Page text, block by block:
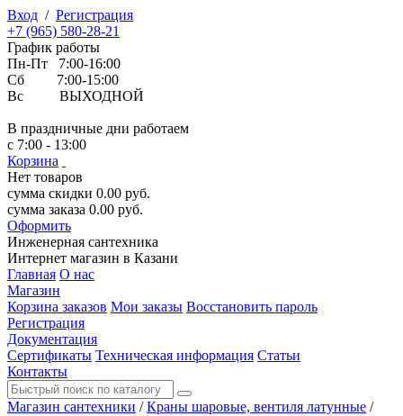
Вход / Регистрация
+7 (965) 580-28-21
График работы
Пн-Пт 7:00-16:00
Сб 7:00-15:00
Вс ВЫХОДНОЙ
В праздничные дни работаем
с 7:00 - 13:00
Корзина
Нет товаров
сумма скидки 0.00 руб.
сумма заказа 0.00 руб.
Оформить
Инженерная сантехника
Интернет магазин в Казани
Главная О нас
Магазин
Корзина заказов Мои заказы Восстановить пароль
Регистрация
Документация
Сертификаты Техническая информация Статьи
Контакты
Магазин сантехники / Краны шаровые, вентиля латунные /